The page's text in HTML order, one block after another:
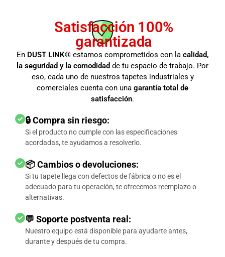
Satisfacción 100%
garantizada
En DUST LINK® estamos comprometidos con la calidad,
la seguridad y la comodidad de tu espacio de trabajo. Por
eso, cada uno de nuestros tapetes industriales y
comerciales cuenta con una garantía total de
satisfacción.
🔒 Compra sin riesgo:
Si el producto no cumple con las especificaciones
acordadas, te ayudamos a resolverlo.
📦 Cambios o devoluciones:
Si tu tapete llega con defectos de fábrica o no es el
adecuado para tu operación, te ofrecemos reemplazo o
alternativas.
💬 Soporte postventa real:
Nuestro equipo está disponible para ayudarte antes,
durante y después de tu compra.